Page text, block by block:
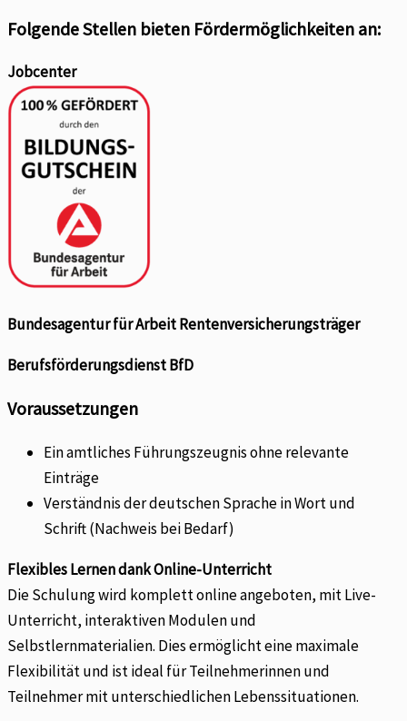
Folgende Stellen bieten Fördermöglichkeiten an:
Jobcenter
Bundesagentur für Arbeit Rentenversicherungsträger
Berufsförderungsdienst BfD
Voraussetzungen
Ein amtliches Führungszeugnis ohne relevante
Einträge
Verständnis der deutschen Sprache in Wort und
Schrift (Nachweis bei Bedarf)
Flexibles Lernen dank Online-Unterricht
Die Schulung wird komplett online angeboten, mit Live-
Unterricht, interaktiven Modulen und
Selbstlernmaterialien. Dies ermöglicht eine maximale
Flexibilität und ist ideal für Teilnehmerinnen und
Teilnehmer mit unterschiedlichen Lebenssituationen.